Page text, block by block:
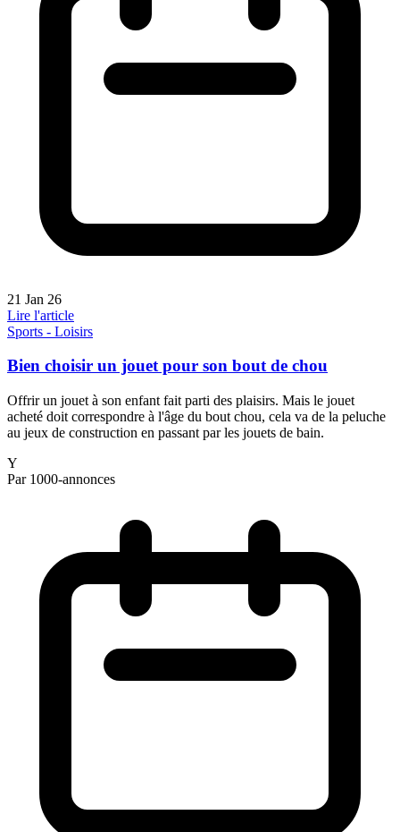
21 Jan 26
Lire l'article
Sports - Loisirs
Bien choisir un jouet pour son bout de chou
Offrir un jouet à son enfant fait parti des plaisirs. Mais le jouet
acheté doit correspondre à l'âge du bout chou, cela va de la peluche
au jeux de construction en passant par les jouets de bain.
Y
Par 1000-annonces